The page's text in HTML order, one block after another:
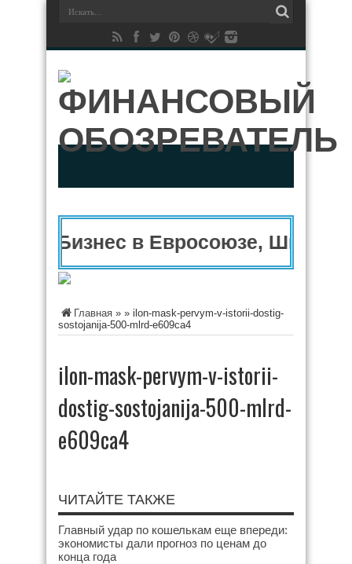
Бизнес в Евросоюзе,
Главная » » ilon-mask-pervym-v-istorii-dostig-
sostojanija-500-mlrd-e609ca4
ilon-mask-pervym-v-istorii-
dostig-sostojanija-500-mlrd-
e609ca4
ЧИТАЙТЕ ТАКЖЕ
Главный удар по кошелькам еще впереди:
экономисты дали прогноз по ценам до
конца года